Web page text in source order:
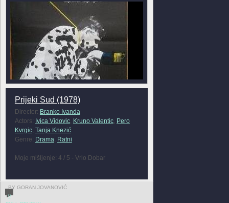
Prijeki Sud (1978)
Director: Branko Ivanda
Actors: Ivica Vidovic, Kruno Valentic, Pero
Kvrgic, Tanja Knezić
Genre: Drama, Ratni
Moje mišljenje: 4 / 5 - Vrlo Dobar
BY GORAN JOVANOVIĆ
0